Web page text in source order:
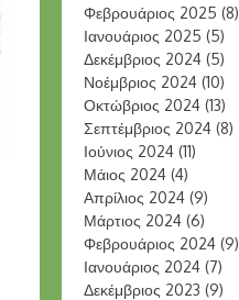
Φεβρουάριος 2025 (8)
Ιανουάριος 2025 (5)
Δεκέμβριος 2024 (5)
Νοέμβριος 2024 (10)
Οκτώβριος 2024 (13)
Σεπτέμβριος 2024 (8)
Ιούνιος 2024 (11)
Μάιος 2024 (4)
Απρίλιος 2024 (9)
Μάρτιος 2024 (6)
Φεβρουάριος 2024 (9)
Ιανουάριος 2024 (7)
Δεκέμβριος 2023 (9)